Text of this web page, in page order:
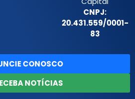
CNPJ:
20.431.559/0001-
83
CONOSCO
NOTÍCIAS